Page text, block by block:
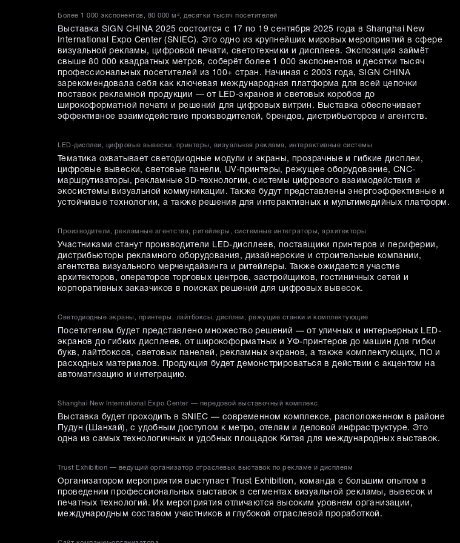
Более 1 000 экспонентов, 80 000 м², десятки тысяч посетителей
Выставка SIGN CHINA 2025 состоится с 17 по 19 сентября 2025 года в Shanghai New
International Expo Center (SNIEC). Это одно из крупнейших мировых мероприятий в сфере
визуальной рекламы, цифровой печати, светотехники и дисплеев. Экспозиция займёт
свыше 80 000 квадратных метров, соберёт более 1 000 экспонентов и десятки тысяч
профессиональных посетителей из 100+ стран. Начиная с 2003 года, SIGN CHINA
зарекомендовала себя как ключевая международная платформа для всей цепочки
поставок рекламной продукции — от LED-экранов и световых коробов до
широкоформатной печати и решений для цифровых витрин. Выставка обеспечивает
эффективное взаимодействие производителей, брендов, дистрибьюторов и агентств.
LED-дисплеи, цифровые вывески, принтеры, визуальная реклама, интерактивные системы
Тематика охватывает светодиодные модули и экраны, прозрачные и гибкие дисплеи,
цифровые вывески, световые панели, UV-принтеры, режущее оборудование, CNC-
маршрутизаторы, рекламные 3D-технологии, системы цифрового взаимодействия и
экосистемы визуальной коммуникации. Также будут представлены энергоэффективные и
устойчивые технологии, а также решения для интерактивных и мультимедийных платформ.
Производители, рекламные агентства, ритейлеры, системные интеграторы, архитекторы
Участниками станут производители LED-дисплеев, поставщики принтеров и периферии,
дистрибьюторы рекламного оборудования, дизайнерские и строительные компании,
агентства визуального мерчендайзинга и ритейлеры. Также ожидается участие
архитекторов, операторов торговых центров, застройщиков, гостиничных сетей и
корпоративных заказчиков в поисках решений для цифровых вывесок.
Светодиодные экраны, принтеры, лайтбоксы, дисплеи, режущие станки и комплектующие
Посетителям будет представлено множество решений — от уличных и интерьерных LED-
экранов до гибких дисплеев, от широкоформатных и УФ-принтеров до машин для гибки
букв, лайтбоксов, световых панелей, рекламных экранов, а также комплектующих, ПО и
расходных материалов. Продукция будет демонстрироваться в действии с акцентом на
автоматизацию и интеграцию.
Shanghai New International Expo Center — передовой выставочный комплекс
Выставка будет проходить в SNIEC — современном комплексе, расположенном в районе
Пудун (Шанхай), с удобным доступом к метро, отелям и деловой инфраструктуре. Это
одна из самых технологичных и удобных площадок Китая для международных выставок.
Trust Exhibition — ведущий организатор отраслевых выставок по рекламе и дисплеям
Организатором мероприятия выступает Trust Exhibition, команда с большим опытом в
проведении профессиональных выставок в сегментах визуальной рекламы, вывесок и
печатных технологий. Их мероприятия отличаются высоким уровнем организации,
международным составом участников и глубокой отраслевой проработкой.